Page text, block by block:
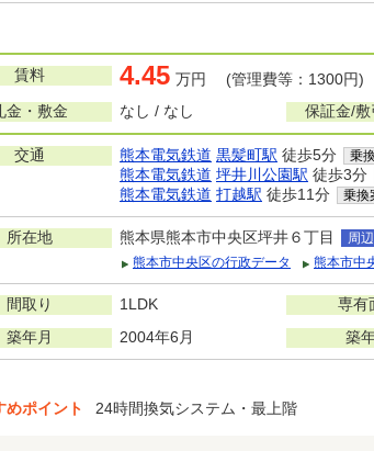
賃料 4.45 万円 (管理費等：1300円)
金・敷金
なし / なし 保証金/
交通 熊本電気鉄道 黒髪町駅 徒歩5分 乗
熊本電気鉄道 坪井川公園駅 徒歩3分
熊本電気鉄道 打越駅 徒歩11分 乗換
所在地 熊本県熊本市中央区坪井６丁目
周
熊本市中央区の行政データ
熊本市中
間取り 1LDK 専有
築年月 2004年6月 築
めポイント 24時間換気システム・最上階